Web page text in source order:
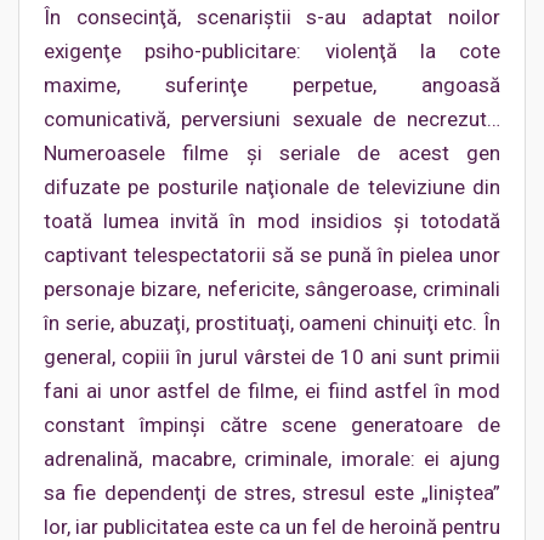
În consecinţă, scenariştii s-au adaptat noilor
exigenţe psiho-publicitare: violenţă la cote
maxime, suferinţe perpetue, angoasă
comunicativă, perversiuni sexuale de necrezut…
Numeroasele filme şi seriale de acest gen
difuzate pe posturile naţionale de televiziune din
toată lumea invită în mod insidios şi totodată
captivant telespectatorii să se pună în pielea unor
personaje bizare, nefericite, sângeroase, criminali
în serie, abuzaţi, prostituaţi, oameni chinuiţi etc. În
general, copiii în jurul vârstei de 10 ani sunt primii
fani ai unor astfel de filme, ei fiind astfel în mod
constant împinşi către scene generatoare de
adrenalină, macabre, criminale, imorale: ei ajung
sa fie dependenţi de stres, stresul este „liniştea”
lor, iar publicitatea este ca un fel de heroină pentru